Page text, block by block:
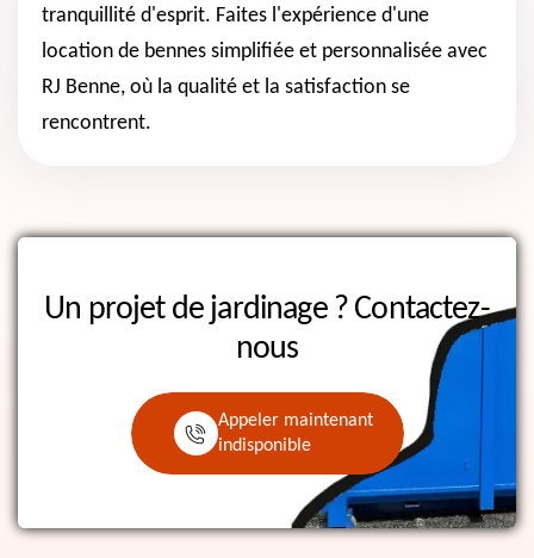
tranquillité d'esprit. Faites l'expérience d'une
location de bennes simplifiée et personnalisée avec
RJ Benne, où la qualité et la satisfaction se
rencontrent.
Un projet de jardinage ? Contactez-
nous
Appeler maintenant
indisponible